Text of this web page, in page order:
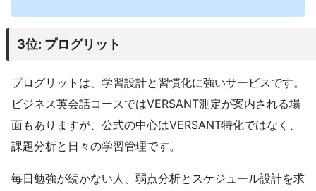
3位: プログリット
プログリットは、学習設計と習慣化に強いサービスです。
ビジネス英会話コースではVERSANT測定が案内される場
面もありますが、公式の中心はVERSANT特化ではなく、
課題分析と日々の学習管理です。
毎日勉強が続かない人、弱点分析とスケジュール設計を求